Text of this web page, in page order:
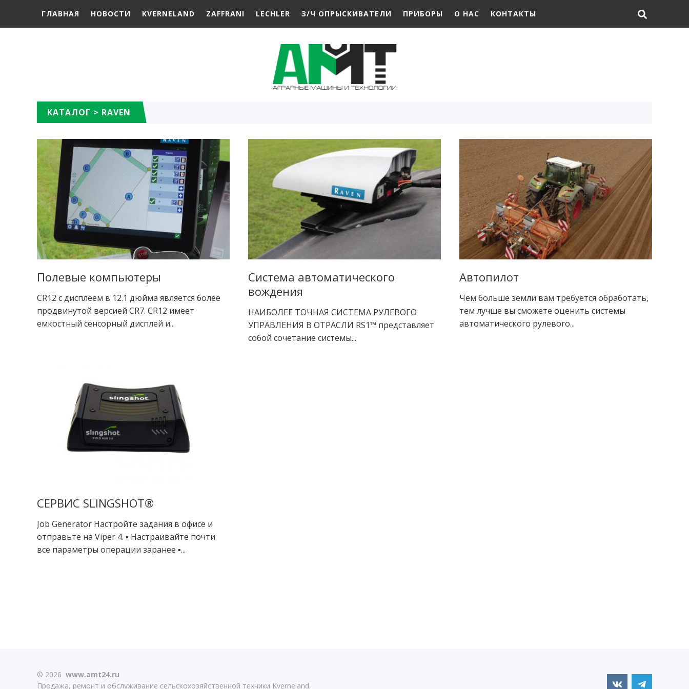
ГЛАВНАЯ НОВОСТИ KVERNELAND ZAFFRANI LECHLER З/Ч ОПРЫСКИВАТЕЛИ ПРИБОРЫ О НАС КОНТАКТЫ
КАТАЛОГ > RAVEN
Полевые компьютеры
CR12 с дисплеем в 12.1 дюйма является более
продвинутой версией CR7. CR12 имеет
емкостный сенсорный дисплей и...
Система автоматического
вождения
НАИБОЛЕЕ ТОЧНАЯ СИСТЕМА РУЛЕВОГО
УПРАВЛЕНИЯ В ОТРАСЛИ RS1™ представляет
собой сочетание системы...
Автопилот
Чем больше земли вам требуется обработать,
тем лучше вы сможете оценить системы
автоматического рулевого...
СЕРВИС SLINGSHOT®
Job Generator Настройте задания в офисе и
отправьте на Viper 4. ▪ Настраивайте почти
все параметры операции заранее ▪...
© 2026 www.amt24.ru
Продажа, ремонт и обслуживание сельскохозяйственной техники Kverneland,